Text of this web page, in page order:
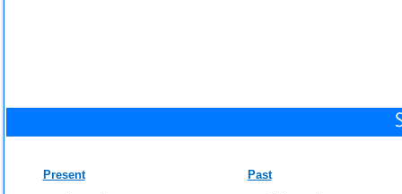
Present
Past